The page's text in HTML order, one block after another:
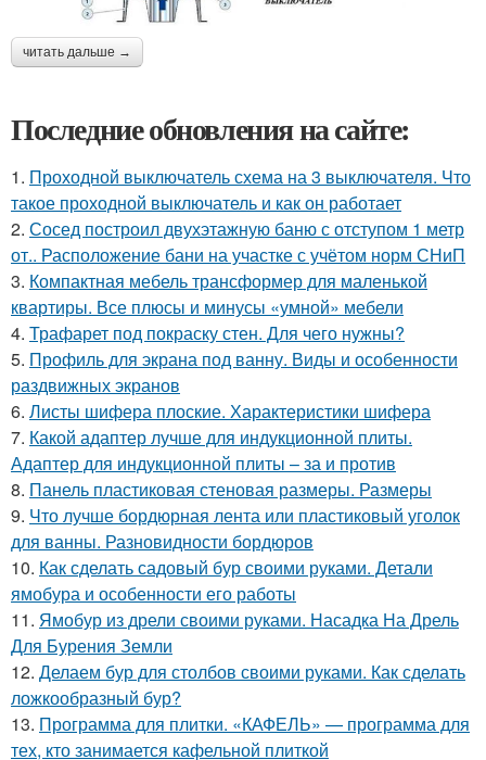
читать дальше →
Последние обновления на сайте:
1. Проходной выключатель схема на 3 выключателя. Что
такое проходной выключатель и как он работает
2. Сосед построил двухэтажную баню с отступом 1 метр
от.. Расположение бани на участке с учётом норм СНиП
3. Компактная мебель трансформер для маленькой
квартиры. Все плюсы и минусы «умной» мебели
4. Трафарет под покраску стен. Для чего нужны?
5. Профиль для экрана под ванну. Виды и особенности
раздвижных экранов
6. Листы шифера плоские. Характеристики шифера
7. Какой адаптер лучше для индукционной плиты.
Адаптер для индукционной плиты – за и против
8. Панель пластиковая стеновая размеры. Размеры
9. Что лучше бордюрная лента или пластиковый уголок
для ванны. Разновидности бордюров
10. Как сделать садовый бур своими руками. Детали
ямобура и особенности его работы
11. Ямобур из дрели своими руками. Насадка На Дрель
Для Бурения Земли
12. Делаем бур для столбов своими руками. Как сделать
ложкообразный бур?
13. Программа для плитки. «КАФЕЛЬ» — программа для
тех, кто занимается кафельной плиткой